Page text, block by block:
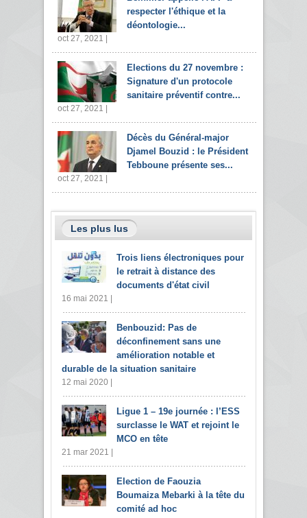
respecter l'éthique et la
déontologie...
oct 27, 2021 |
Elections du 27 novembre :
Signature d'un protocole
sanitaire préventif contre...
oct 27, 2021 |
Décès du Général-major
Djamel Bouzid : le Président
Tebboune présente ses...
oct 27, 2021 |
Les plus lus
Trois liens électroniques pour
le retrait à distance des
documents d'état civil
16 mai 2021 |
Benbouzid: Pas de
déconfinement sans une
amélioration notable et
durable de la situation sanitaire
12 mai 2020 |
Ligue 1 – 19e journée : l’ESS
surclasse le WAT et rejoint le
MCO en tête
21 mar 2021 |
Election de Faouzia
Boumaiza Mebarki à la tête du
comité ad hoc